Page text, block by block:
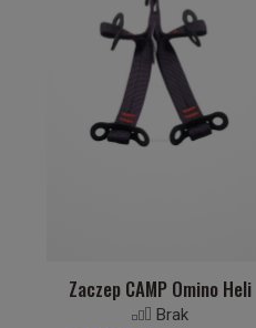
Zaczep CAMP Omino Heli
Brak